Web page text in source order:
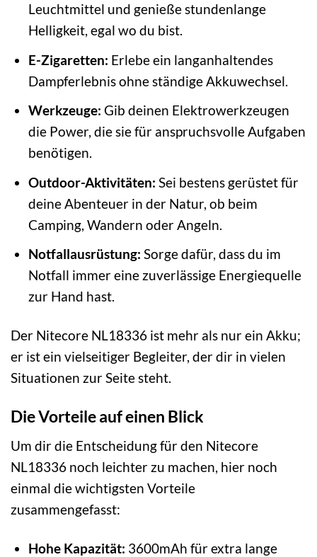
Leuchtmittel und genieße stundenlange
Helligkeit, egal wo du bist.
E-Zigaretten: Erlebe ein langanhaltendes
Dampferlebnis ohne ständige Akkuwechsel.
Werkzeuge: Gib deinen Elektrowerkzeugen
die Power, die sie für anspruchsvolle Aufgaben
benötigen.
Outdoor-Aktivitäten: Sei bestens gerüstet für
deine Abenteuer in der Natur, ob beim
Camping, Wandern oder Angeln.
Notfallausrüstung: Sorge dafür, dass du im
Notfall immer eine zuverlässige Energiequelle
zur Hand hast.
Der Nitecore NL18336 ist mehr als nur ein Akku;
er ist ein vielseitiger Begleiter, der dir in vielen
Situationen zur Seite steht.
Die Vorteile auf einen Blick
Um dir die Entscheidung für den Nitecore
NL18336 noch leichter zu machen, hier noch
einmal die wichtigsten Vorteile
zusammengefasst:
Hohe Kapazität: 3600mAh für extra lange